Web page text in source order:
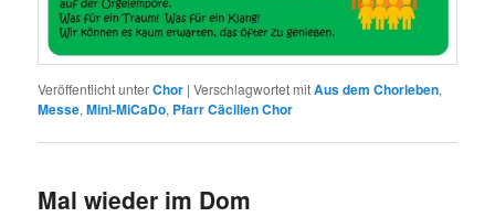
Veröffentlicht unterChor |Verschlagwortet mitAus dem Chorleben,
Messe,Mini-MiCaDo, Pfarr Cäcilien Chor
Mal wieder im Dom